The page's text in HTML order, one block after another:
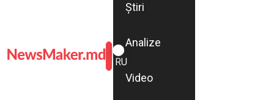
ROMÂNĂ
RU
Știri
Analize
Video